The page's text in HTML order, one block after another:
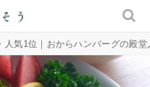
人気1位｜おからハンバーグの殿